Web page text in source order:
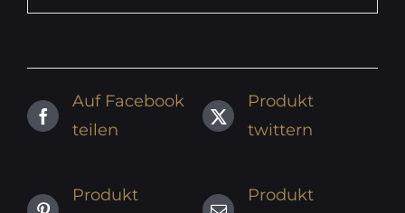
Auf Facebook
teilen
Produkt
twittern
Produkt
Produkt